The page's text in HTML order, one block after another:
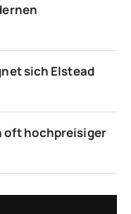
sich Elstead
oft hochpreisiger